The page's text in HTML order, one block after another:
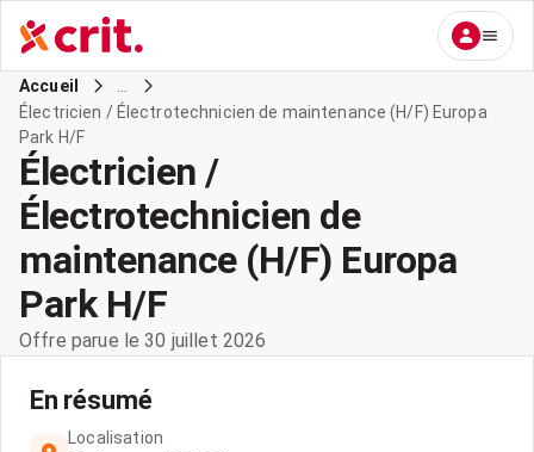
Accueil
Électricien / Électrotechnicien de maintenance (H/F) Europa
Park H/F
Électricien /
Électrotechnicien de
maintenance (H/F) Europa
Park H/F
Offre parue le 30 juillet 2026
En résumé
Localisation